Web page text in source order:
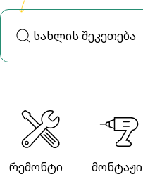
რემონტი მონტაჟი